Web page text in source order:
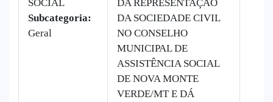
SOCIAL
Subcategoria:
Geral
DA REPRESENTAÇÃO
DA SOCIEDADE CIVIL
NO CONSELHO
MUNICIPAL DE
ASSISTÊNCIA SOCIAL
DE NOVA MONTE
VERDE/MT E DÁ